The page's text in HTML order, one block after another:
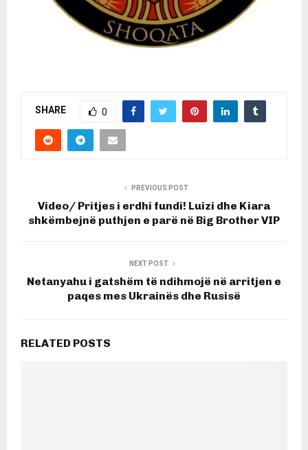
SHARE 0
PREVIOUS POST
Video/ Pritjes i erdhi fundi! Luizi dhe Kiara
shkëmbejnë puthjen e parë në Big Brother VIP
NEXT POST
Netanyahu i gatshëm të ndihmojë në arritjen e
paqes mes Ukrainës dhe Rusisë
RELATED POSTS